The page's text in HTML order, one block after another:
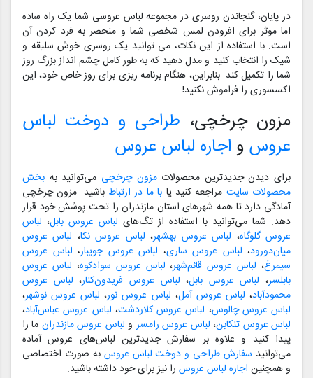
در پایان، گنجاندن روسری در مجموعه لباس عروسی شما یک راه ساده
اما موثر برای افزودن لمس شخصی شما و منحصر به فرد کردن آن
است. با استفاده از این نکات، می توانید یک روسری خوش سلیقه و
شیک را انتخاب کنید و مدل دهید که به طور کامل چشم انداز بزرگ روز
شما را تکمیل کند. بنابراین، هنگام برنامه ریزی برای روز خاص خود، این
اکسسوری را فراموش نکنید!
مزون چرخچی، طراحی و دوخت لباس
عروس و اجاره لباس عروس
برای دیدن جدیدترین محصولاتمزون چرخچی می‌توانید به بخش
محصولات سایت مراجعه کنید یا با ما در ارتباط باشید. مزون چرخچی
آمادگی دارد تا همه شهرهای استان مازندران را تحت پوشش خود قرار
دهد. شما می‌توانید با استفاده از تگ‌های لباس عروس بابل، لباس
عروس گلوگاه، لباس عروس بهشهر، لباس عروس نکا، لباس عروس
میان‌دورود، لباس عروس ساری، لباس عروس جویبار، لباس عروس
سیمرغ، لباس عروس قائم‌شهر، لباس عروس سوادکوه، لباس عروس
بابلسر، لباس عروس بابل، لباس عروس فریدون‌کنار، لباس عروس
محمودآباد، لباس عروس آمل، لباس عروس نور، لباس عروس نوشهر،
لباس عروس چالوس، لباس عروس کلاردشت، لباس عروس عباس‌آباد،
لباس عروس تنکابن، لباس عروس رامسر و لباس عروس مازندران ما را
پیدا کنید و علاوه بر سفارش جدیدترین لباس‌های عروس آماده
می‌توانید سفارش طراحی و دوخت لباس عروس به صورت اختصاصی
و همچنین اجاره لباس عروس را نیز برای خود داشته باشید.